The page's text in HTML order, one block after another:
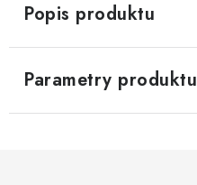
Popis produktu
Parametry produktu